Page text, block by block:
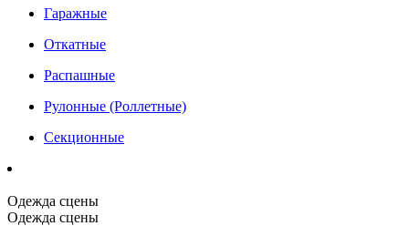
Гаражные
Откатные
Распашные
Рулонные (Роллетные)
Секционные
Одежда сцены
Одежда сцены